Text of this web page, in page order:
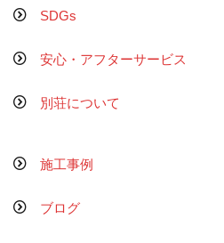
SDGs
安心・アフターサービス
別荘について
施工事例
ブログ